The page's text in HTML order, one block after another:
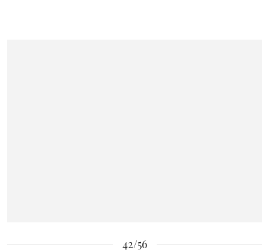
42/56